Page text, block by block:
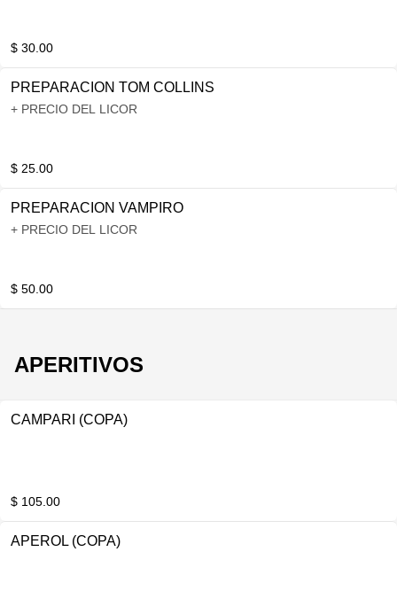
$ 30.00
PREPARACION TOM COLLINS
+ PRECIO DEL LICOR
$ 25.00
PREPARACION VAMPIRO
+ PRECIO DEL LICOR
$ 50.00
APERITIVOS
CAMPARI (COPA)
$ 105.00
APEROL (COPA)